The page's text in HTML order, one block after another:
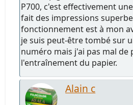
P700, c'est effectivement
fait des impressions
fonctionnement est à mon
je suis peut-être tombé sur
numéro mais j'ai pas mal de
l'entraînement du papier.
Alain c